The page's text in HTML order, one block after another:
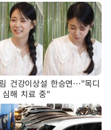
건강이상설 한승연…"목디
심해 치료 중"